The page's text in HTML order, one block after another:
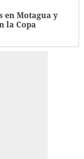
en Motagua y
la Copa